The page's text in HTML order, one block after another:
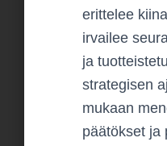
erittelee
irvailee
ja
strategisen
mukaan
päätökset ja